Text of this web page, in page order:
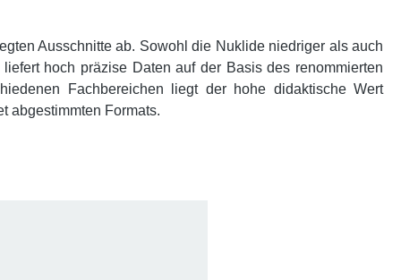
Ausschnitte ab. Sowohl die Nuklide niedriger als auch
hoch präzise Daten auf der Basis des renommierten
Fachbereichen liegt der hohe didaktische Wert
abgestimmten Formats.